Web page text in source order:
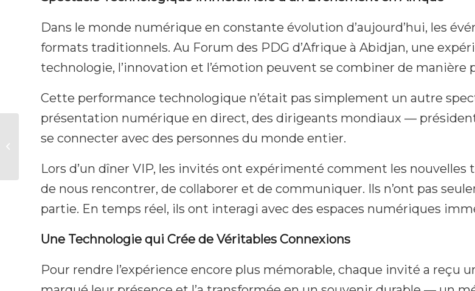
Dans le monde numérique en constante évolution d’aujourd’hui, les
formats traditionnels. Au Forum des PDG d’Afrique à Abidjan, une
technologie, l’innovation et l’émotion peuvent se combiner de manière
Cette performance technologique n’était pas simplement un autre
présentation numérique en direct, des dirigeants mondiaux —
se connecter avec des personnes du monde entier.
Lors d’un dîner VIP, les invités ont expérimenté comment les
de nous rencontrer, de collaborer et de communiquer. Ils n’ont pas
partie. En temps réel, ils ont interagi avec des espaces numériques
Une Technologie qui Crée de Véritables Connexions
Pour rendre l’expérience encore plus mémorable, chaque invité a reçu
Numérique Futuriste
Bancaires